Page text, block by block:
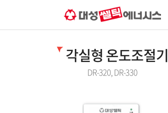
각실형 온도조절기
DR-320, DR-330